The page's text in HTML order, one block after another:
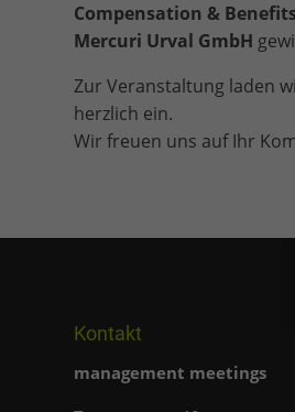
Compensation &
Mercuri Urval GmbH
Zur Veranstaltung laden
herzlich ein.
Wir freuen uns auf Ihr
Kontakt
management meetings